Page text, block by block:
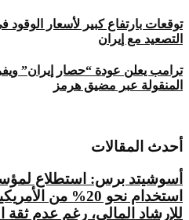
توقعات بارتفاع كبير لأسعار
التصعيد مع إيران
ترامب يعلن عودة “حصار إيران”
المنقولة عبر مضيق هرمز
أحدث المقالات
أسوشيتد برس: استطلاع
استخدام نحو 20%
للإرشاد المالي، رغم عدم ثقة